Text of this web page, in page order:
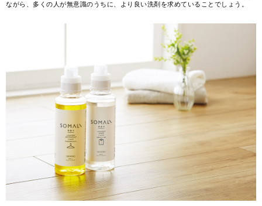
ながら、多くの人が無意識のうちに、より良い洗剤を求めていることでしょう。